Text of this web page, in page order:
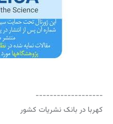
-------------------
کهربا در بانک نشریات کشور